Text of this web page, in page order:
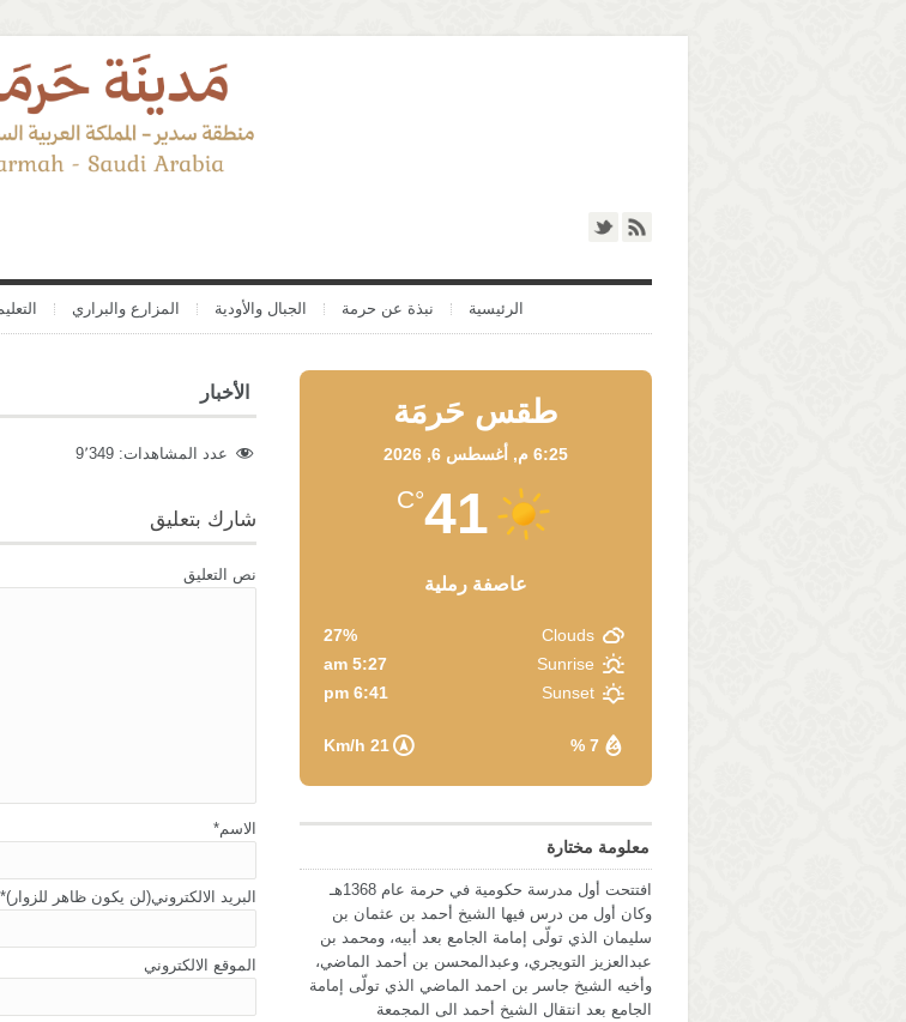
المزارع والبراري الجبال والأودية نبذة عن حرمة الرئيسية
الأخبار
عدد المشاهدات: 9٬349
شارك بتعليق
نص التعليق
الاسم*
البريد الالكتروني(لن يكون ظاهر للزوار)*
الموقع الالكتروني
طقس حَرمَة
6:25 م, أغسطس 6, 2026
41
°C
عاصفة رملية
7 %
21 Km/h
Clouds
27%
Sunrise
5:27 am
Sunset
6:41 pm
معلومة مختارة
افتتحت أول مدرسة حكومية في حرمة عام 1368هـ
وكان أول من درس فيها الشيخ أحمد بن عثمان بن
سليمان الذي تولّى إمامة الجامع بعد أبيه، ومحمد بن
عبدالعزيز التويجري، وعبدالمحسن بن أحمد الماضي،
وأخيه الشيخ جاسر بن احمد الماضي الذي تولّى إمامة
الجامع بعد انتقال الشيخ أحمد الى المجمعة